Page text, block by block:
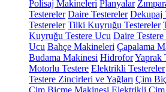
Polisaj Makineleri Planyalar
Testereler Daire Testereler Dekupaj
Testereler Tilki Kuyruğu Testereler
Kuyruğu Testere Ucu Daire Testere
Ucu Bahçe Makineleri Çapalama
Budama Makinesi HidroforYaprak
Motorlu Testere Elektrikli Testereler
Testere Zincirleri ve Yağları Çim
Çim Biçme Makinesi Elektrikli Çim